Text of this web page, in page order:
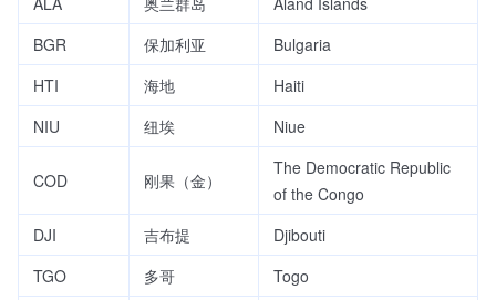
BGR
保加利亚
Bulgaria
HTI
海地
Haiti
NIU
纽埃 Niue
COD 刚果（金）
The Democratic Republic
of the Congo
DJI
吉布提
Djibouti
TGO
多哥
Togo